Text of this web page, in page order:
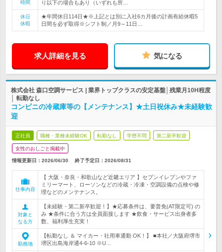
時間
り以下の場合もあり（いずれも所…
休日
休暇
★年間休日114日★※上記とは別に入社6カ月後の計画有給休暇5
日間を必ず取得※シフト制／月9～11日…
求人詳細を見る 気になる
株式会社 森口空調サービス | 業界トップクラスの安定基盤│残業月10H程度
│ 転勤なし
コンビニの冷蔵庫等の【メンテナンス】★土日祝休み★未経験歓
迎
正社員 職種・業種未経験OK 転勤なし 学歴不問 第二新卒歓迎
女性のおしごと掲載中
情報更新日：2026/06/30 終了予定日： 2026/08/31
仕事内容
【 大阪・奈良・和歌山など近畿エリア 】セブンイレブンやファ
ミリーマート、ローソンなどの冷蔵・冷凍・空調設備の点検や修
理などのメンテナンス。
対象と
なる方
【未経験・第二新卒歓迎！】★応募条件は、要普免(AT限定可) の
み ★条件に合う方は全員面接します ★飲食・サービス出身者多
数、福利厚生充実！
勤務地
【転勤なし ＆ マイカー・社用車通勤 OK！】 ■本社／大阪府堺市
堺区出島海岸通4-6-10 ※U…